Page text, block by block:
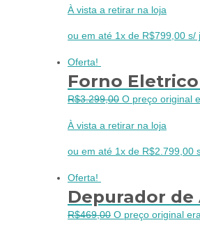
À vista a retirar na loja
ou em até 1x de R$799,00
Oferta!
Forno Eletrico
R$3.299,00 O preço original
À vista a retirar na loja
ou em até 1x de R$2.799,00
Oferta!
Depurador
R$469,00 O preço original